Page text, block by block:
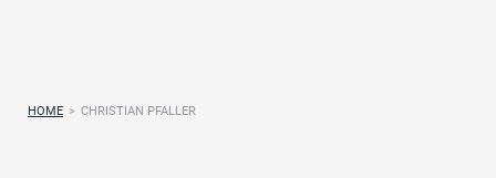
HOME > CHRISTIAN PFALLER